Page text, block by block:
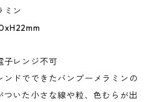
ミン
子レンジ不可
ンドでできたバンブーメラミンの
いた小さな線や粒、色むらが出